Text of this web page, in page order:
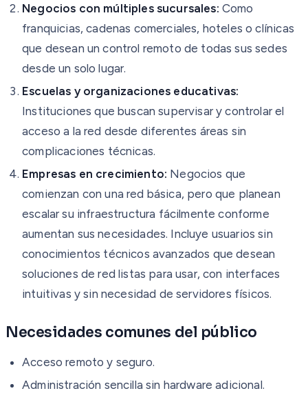
Negocios con múltiples sucursales: Como
franquicias, cadenas comerciales, hoteles o clínicas
que desean un control remoto de todas sus sedes
desde un solo lugar.
Escuelas y organizaciones educativas:
Instituciones que buscan supervisar y controlar el
acceso a la red desde diferentes áreas sin
complicaciones técnicas.
Empresas en crecimiento: Negocios que
comienzan con una red básica, pero que planean
escalar su infraestructura fácilmente conforme
aumentan sus necesidades. Incluye usuarios sin
conocimientos técnicos avanzados que desean
soluciones de red listas para usar, con interfaces
intuitivas y sin necesidad de servidores físicos.
Necesidades comunes del público
Acceso remoto y seguro.
Administración sencilla sin hardware adicional.